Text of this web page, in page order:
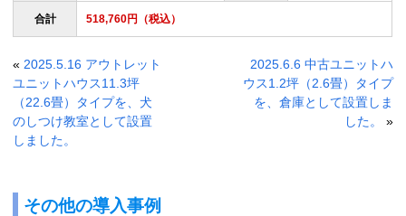
合計 518,760円（税込）
« 2025.5.16 アウトレット
ユニットハウス11.3坪
（22.6畳）タイプを、犬
のしつけ教室として設置
しました。
2025.6.6 中古ユニットハ
ウス1.2坪（2.6畳）タイプ
を、倉庫として設置しま
した。
»
その他の導入事例